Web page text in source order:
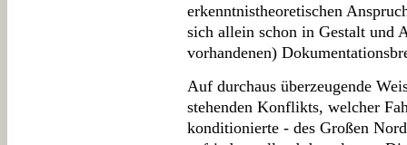
erkenntnistheoretischen
sich allein schon in Gestalt und
vorhandenen)
Auf durchaus überzeugende
stehenden Konflikts, welcher
konditionierte - des Großen